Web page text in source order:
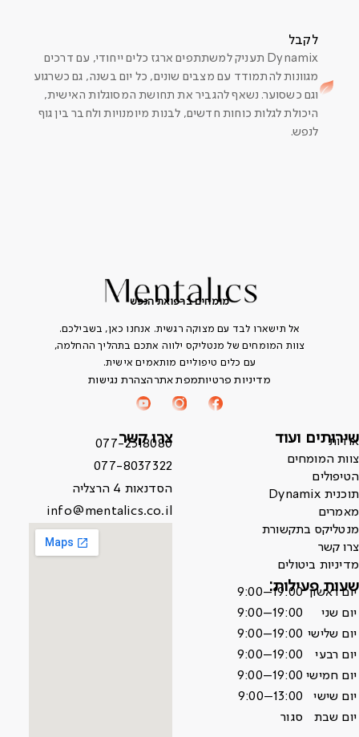
לקבל
Dynamix תעניק למשתתפים ארגז כלים ייחודי, עם דרכים
מגוונות להתמודד עם מצבים שונים, כל יום בשנה, גם כשרגוע
וגם כשסוער. נשאף להגביר את תחושת המסוגלות האישית,
היכולת לגלות כוחות חדשים, לבנות מיומנויות ולחבר בין גוף
לנפש.
מומחים ברפואת הנפש
אל תישארו לבד עם מצוקה רגשית. אנחנו כאן, בשבילכם.
צוות המומחים של מנטליקס ילווה אתכם בתהליך ההחלמה,
עם כלים טיפוליים מותאמים אישית.
מדיניות פרטיותמפת אתרהצהרת נגישות
שירותים ועוד
אודות
צוות המומחים
הטיפולים
תוכנית Dynamix
מאמרים
מנטליקס בתקשורת
צרו קשר
מדיניות ביטולים
שעות פעילות:
יום ראשון 9:00–19:00
יום שני
9:00–19:00
יום שלישי 9:00–19:00
יום רבעי
9:00–19:00
יום חמישי 9:00–19:00
יום שישי
9:00–13:00
יום שבת
סגור
צרו קשר
077-2318080
077-8037322
הסדנאות 4 הרצליה
info@mentalics.co.il